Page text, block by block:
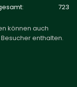
723
können auch
enthalten.